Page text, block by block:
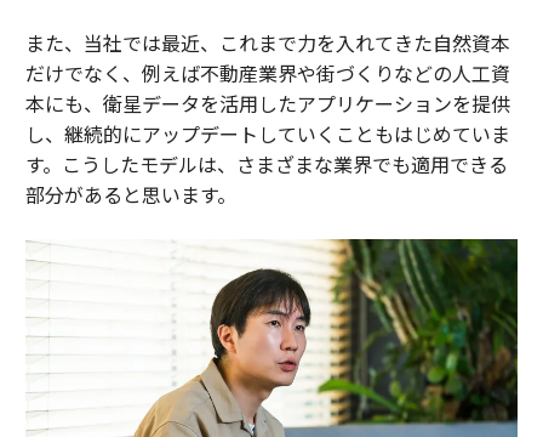
また、当社では最近、これまで力を入れてきた自然資本
だけでなく、例えば不動産業界や街づくりなどの人工資
本にも、衛星データを活用したアプリケーションを提供
し、継続的にアップデートしていくこともはじめていま
す。こうしたモデルは、さまざまな業界でも適用できる
部分があると思います。